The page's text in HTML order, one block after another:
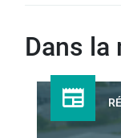
Dans la